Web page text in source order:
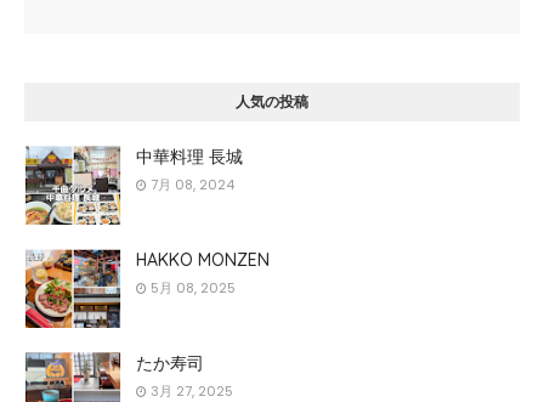
人気の投稿
中華料理 長城
7月 08, 2024
HAKKO MONZEN
5月 08, 2025
たか寿司
3月 27, 2025